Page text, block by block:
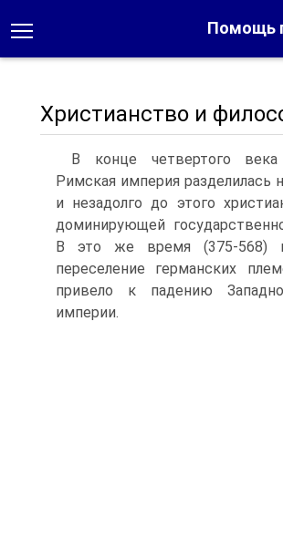
Помощь
Христианство и
В конце четвертого
Римская империя разделилась
и незадолго до этого
доминирующей
В это же время (375-568)
переселение германских
привело к падению
империи.